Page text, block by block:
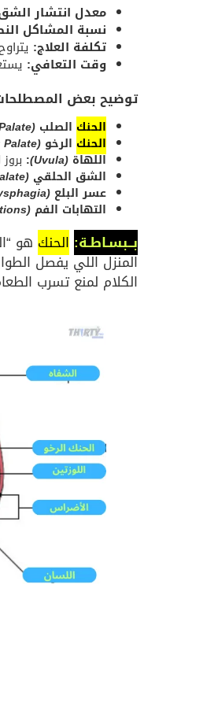
معدل انتشار
نسبة المشاكل
تكلفة العلاج:
وقت التعافي:
توضيح بعض
الحنك الصلب (Hard Palate)
الحنك الرخو (Soft Palate)
اللهاة (Uvula)
:
الشق الحلقي (Cleft Palate)
عسر البلع (Dysphagia)
التهابات الفم (Oral Infections)
بــبسـاطـة: الحنك هو
المنزل اللي يفصل
الكلام لمنع تسرب